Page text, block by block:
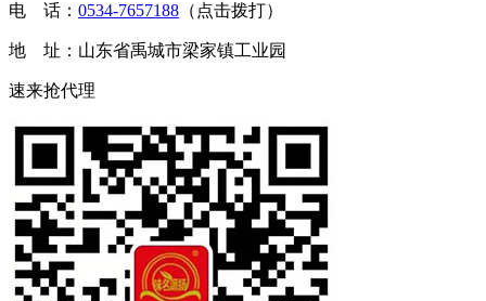
电 话： 0534-7657188 （点击拨打）
地 址：山东省禹城市梁家镇工业园
速来抢代理